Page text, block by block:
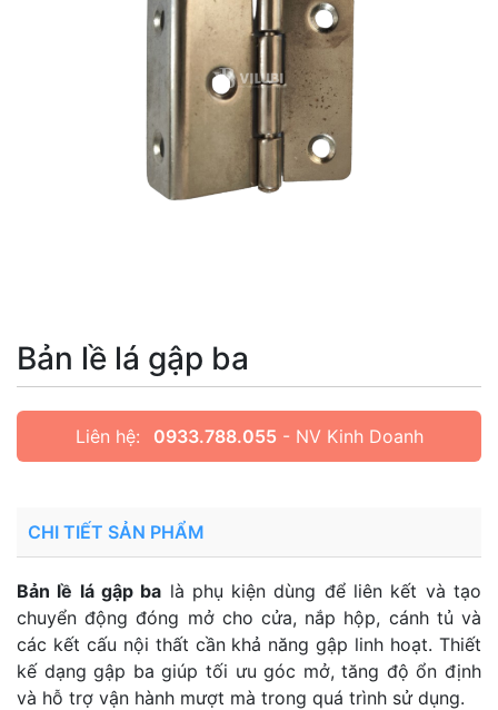
Bản lề lá gập ba
Liên hệ: 0933.788.055- NV Kinh Doanh
CHI TIẾT SẢN PHẨM
Bản lề lá gập ba là phụ kiện dùng để liên kết và tạo
chuyển động đóng mở cho cửa, nắp hộp, cánh tủ và
các kết cấu nội thất cần khả năng gập linh hoạt. Thiết
kế dạng gập ba giúp tối ưu góc mở, tăng độ ổn định
và hỗ trợ vận hành mượt mà trong quá trình sử dụng.